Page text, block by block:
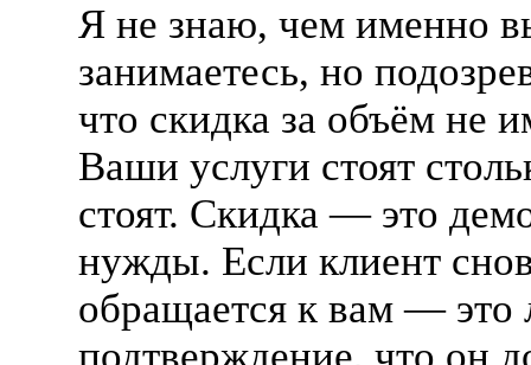
Я не знаю, чем именно
занимаетесь, но
что скидка за объём не
Ваши услуги стоят
стоят. Скидка — это
нужды. Если клиент
обращается к вам — это